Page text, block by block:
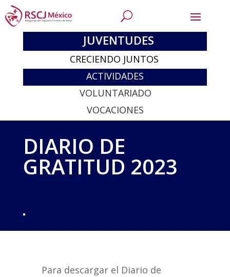
JUVENTUDES
CRECIENDO JUNTOS
ACTIVIDADES
VOLUNTARIADO
VOCACIONES
DIARIO DE
GRATITUD 2023
Para descargar el Diario de